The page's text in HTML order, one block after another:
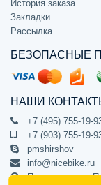
История заказа
Закладки
Рассылка
БЕЗОПАСНЫЕ
НАШИ
+7 (495) 755-19-
+7 (903) 755-19-
pmshirshov
info@nicebike.ru
Прием звонков